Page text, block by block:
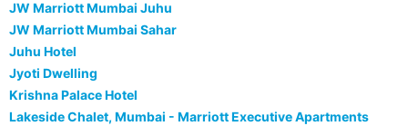
JW Marriott Mumbai Juhu
JW Marriott Mumbai Sahar
Juhu Hotel
Jyoti Dwelling
Krishna Palace Hotel
Lakeside Chalet, Mumbai - Marriott Executive Apartments